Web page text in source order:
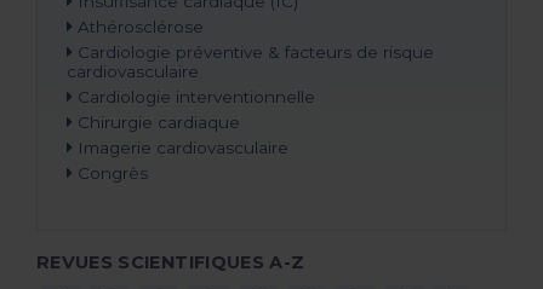
Athérosclérose
Cardiologie préventive & facteurs de risque
cardiovasculaire
Cardiologie interventionnelle
Chirurgie cardiaque
Imagerie cardiovasculaire
Congrès
REVUES SCIENTIFIQUES A-Z